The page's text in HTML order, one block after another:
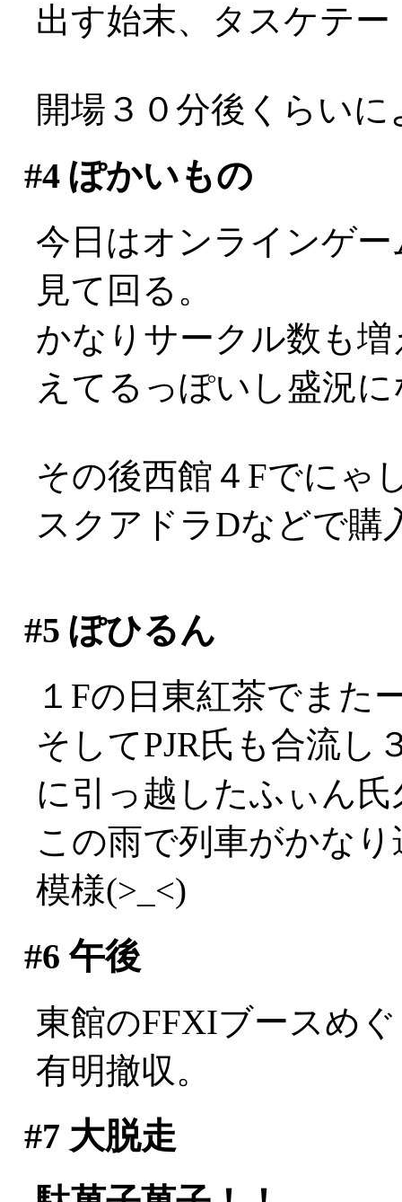
出す始末、タスケテー
開場３０分後くらい
#4ぽかいもの
今日はオンラインゲ
見て回る。
かなりサークル数も
えてるっぽいし盛況
その後西館４Fでにゃ
スクアドラDなどで購
#5 ぽひるん
１Fの日東紅茶でまた
そしてPJR氏も合流し
に引っ越したふぃん
この雨で列車がかな
模様(>_<)
#6 午後
東館のFFXIブースめ
有明撤収。
#7 大脱走